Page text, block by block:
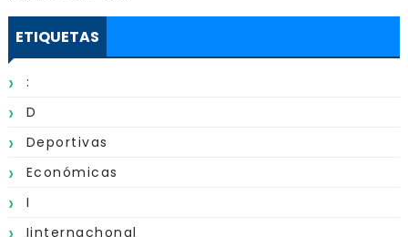
ETIQUETAS
:
D
Deportivas
Económicas
I
Iinternachonal